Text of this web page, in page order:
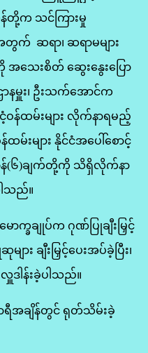
န်တို့က သင်ကြားမှု
က် ဆရာ၊ ဆရာမများ
အသေးစိတ် ဆွေးနွေးပြော
ာနမှူး၊ ဦးသက်အောင်က
ငံ့ဝန်ထမ်းများ လိုက်နာရမည့်
မ်းများ နိုင်ငံအပေါ်စောင့်
န်(၆)ချက်တို့ကို သိရှိလိုက်နာ
ါသည်။
က္ခချုပ်က ဂုဏ်ပြုချီးမြှင့်
ား ချီးမြှင့်ပေးအပ်ခဲ့ပြီး၊
ါန်းခဲ့ပါသည်။
ရီအချိန်တွင် ရုတ်သိမ်းခဲ့